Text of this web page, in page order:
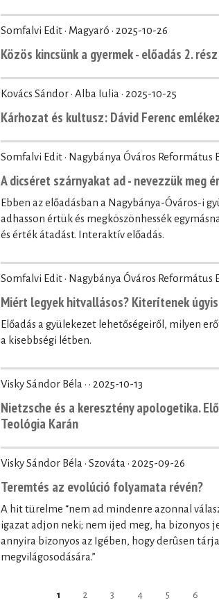
Somfalvi Edit · Magyaró · 2025-10-26
Közös kincsünk a gyermek - előadás 2. rész
Kovács Sándor · Alba Iulia · 2025-10-25
Kárhozat és kultusz: Dávid Ferenc
Somfalvi Edit · Nagybánya Óváros Református
A dicséret szárnyakat ad - nevezzük meg
Ebben az előadásban a Nagybánya-Óváros-i
adhasson értük és megköszönhessék
és érték átadást. Interaktív előadás.
Somfalvi Edit · Nagybánya Óváros Református
Miért legyek hitvallásos? Kiterítenek
Előadás a gyülekezet lehetőségeiről, milyen
a kisebbségi létben.
Visky Sándor Béla · · 2025-10-13
Nietzsche és a keresztény apologetika.
Teológia Karán
Visky Sándor Béla · Szováta · 2025-09-26
Teremtés az evolúció folyamata révén?
A hit türelme “nem ad mindenre azonnal
igazat adjon neki; nem ijed meg, ha bizonyos
annyira bizonyos az Igében, hogy derûsen
megvilágosodására.”
1 2 3 4 5 6